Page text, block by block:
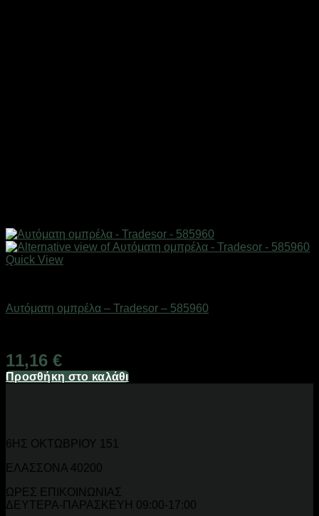
Quick View
Αυτόματη ομπρέλα – Tradesor – 585960
11,16 €
Προσθήκη στο καλάθι
6ΗΣ ΟΚΤΩΒΡΙΟΥ 151
ΕΛΑΣΣΟΝΑ 40200
ΩΡΕΣ ΕΠΙΚΟΙΝΩΝΙΑΣ
ΔΕΥΤΕΡΑ-ΠΑΡΑΣΚΕΥΗ 09:00-17:00